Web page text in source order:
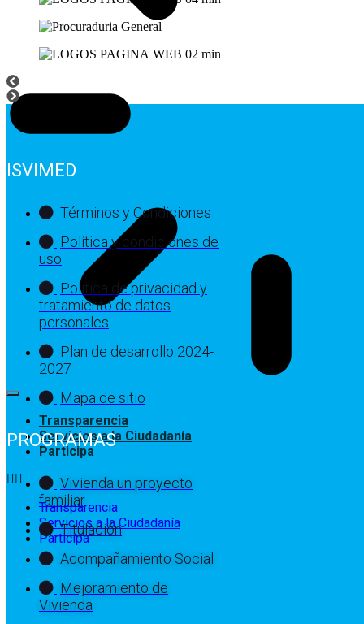
Transparencia
Servicios a la Ciudadanía
Participa
Transparencia
Servicios a la Ciudadanía
Participa
ISVIMED
Términos y Condiciones
Política y condiciones de
uso
Política de privacidad y
tratamiento de datos
personales
Plan de desarrollo 2024-
2027
Mapa de sitio
PROGRAMAS
Vivienda un proyecto
familiar
Titulación
Acompañamiento Social
Mejoramiento de
Vivienda